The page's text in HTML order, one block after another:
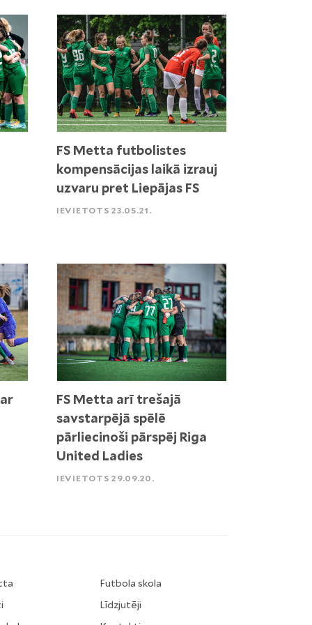
FS Metta futbolistes
kompensācijas laikā izrauj
uzvaru pret Liepājas FS
IEVIETOTS 23.05.21.
FS Metta arī trešajā
savstarpējā spēlē
pārliecinoši pārspēj Riga
United Ladies
IEVIETOTS 29.09.20.
Futbola skola
Līdzjutēji